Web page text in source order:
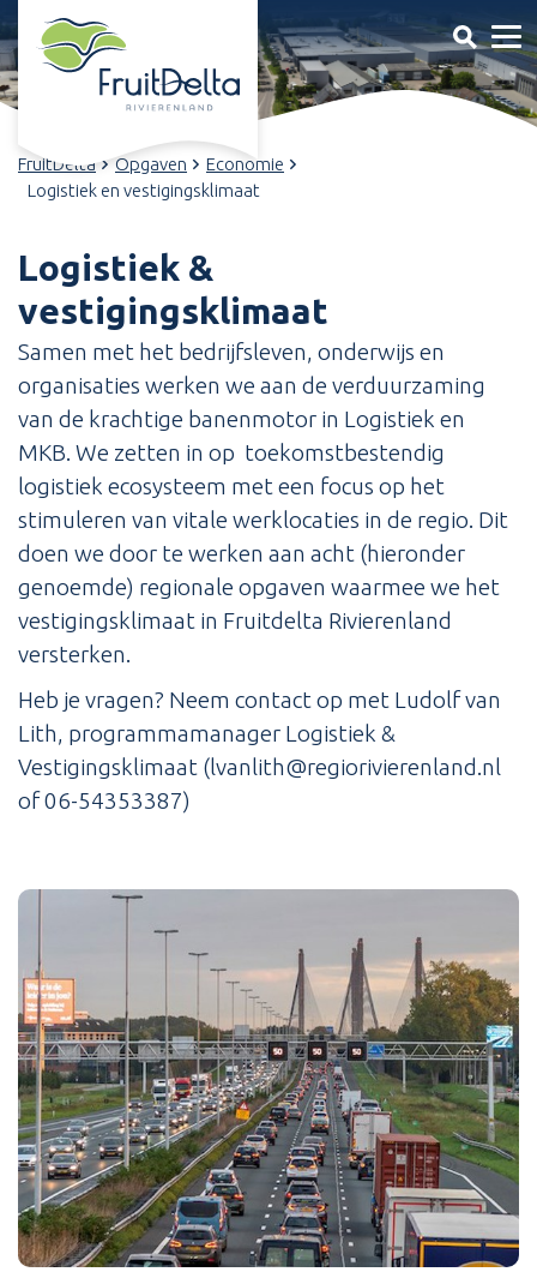
FruitDelta Opgaven
Economie
Logistiek en vestigingsklimaat
Logistiek &
vestigingsklimaat
Samen met het bedrijfsleven, onderwijs en
organisaties werken we aan de verduurzaming
van de krachtige banenmotor in Logistiek en
MKB. We zetten in op toekomstbestendig
logistiek ecosysteem met een focus op het
stimuleren van vitale werklocaties in de regio. Dit
doen we door te werken aan acht (hieronder
genoemde) regionale opgaven waarmee we het
vestigingsklimaat in Fruitdelta Rivierenland
versterken.
Heb je vragen? Neem contact op met Ludolf van
Lith, programmamanager Logistiek &
Vestigingsklimaat (lvanlith@regiorivierenland.nl
of 06-54353387)